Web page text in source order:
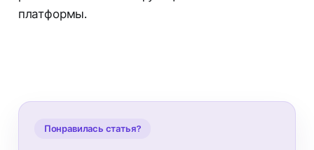
платформы.
Понравилась статья?